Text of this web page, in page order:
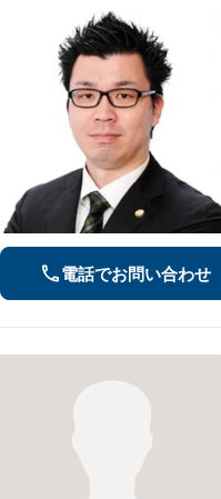
電話でお問い合わせ